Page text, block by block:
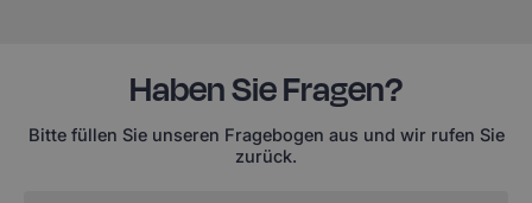
Haben Sie Fragen?
Bitte füllen Sie unseren Fragebogen aus und wir rufen Sie
zurück.